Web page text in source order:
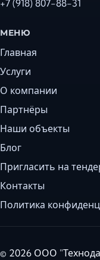
+7 (918) 807-88-31
МЕНЮ
Главная
Услуги
О компании
Партнёры
Наши объекты
Блог
Пригласить на
Контакты
Политика
© 2026 ООО